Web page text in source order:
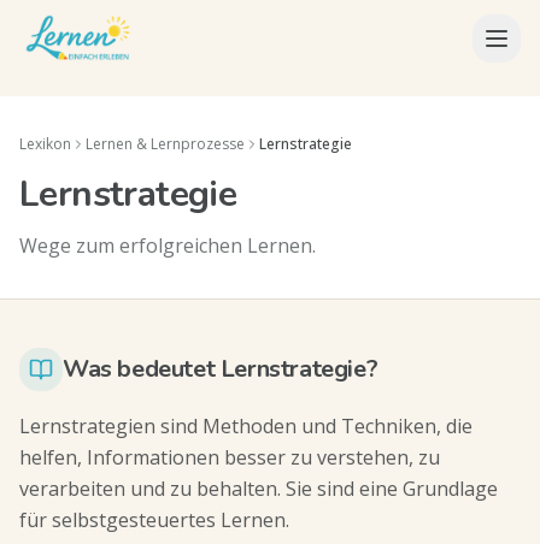
Lexikon Lernen & Lernprozesse Lernstrategie
Lernstrategie
Wege zum erfolgreichen Lernen.
Was bedeutet Lernstrategie?
Lernstrategien sind Methoden und Techniken, die
helfen, Informationen besser zu verstehen, zu
verarbeiten und zu behalten. Sie sind eine Grundlage
für selbstgesteuertes Lernen.